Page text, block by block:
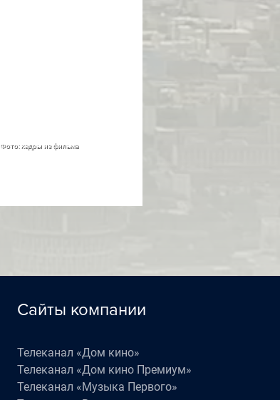
Фото: кадры из фильма
Сайты компании
Телеканал «Дом кино»
Телеканал «Дом кино Премиум»
Телеканал «Музыка Первого»